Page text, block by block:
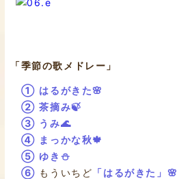
「季節の歌メドレー」
① はるがきた🌸
② 茶摘み🍃
③ うみ🌊
④ まっかな秋🍁
⑤ ゆき⛄
⑥ もういちど 「はるがきた」🌸